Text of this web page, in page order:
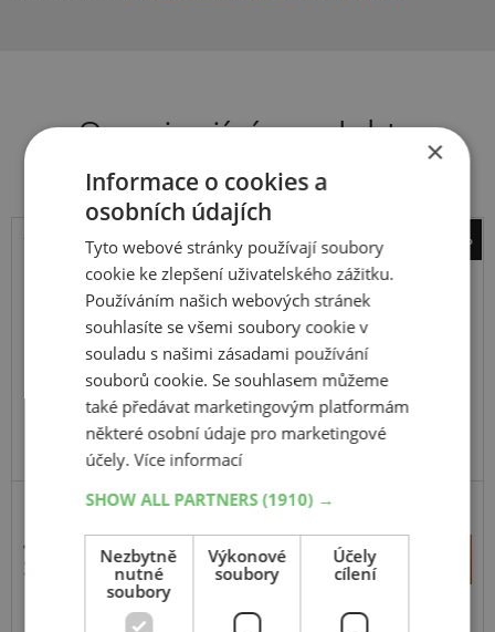
Související produkty
-6%
Kumho
Road Venture AT61
104S
4 116 Kč
3 867 Kč
+
–
SKLADEM Expedujeme do 5 dnů
×
Informace o cookies a
osobních údajích
Tyto webové stránky používají soubory
cookie ke zlepšení uživatelského zážitku.
Používáním našich webových stránek
souhlasíte se všemi soubory cookie v
souladu s našimi zásadami používání
souborů cookie. Se souhlasem můžeme
také předávat marketingovým platformám
některé osobní údaje pro marketingové
účely.Více informací
SHOW ALL PARTNERS(1910) →
Nezbytně
nutné
soubory
Výkonové
soubory
Účely
cílení